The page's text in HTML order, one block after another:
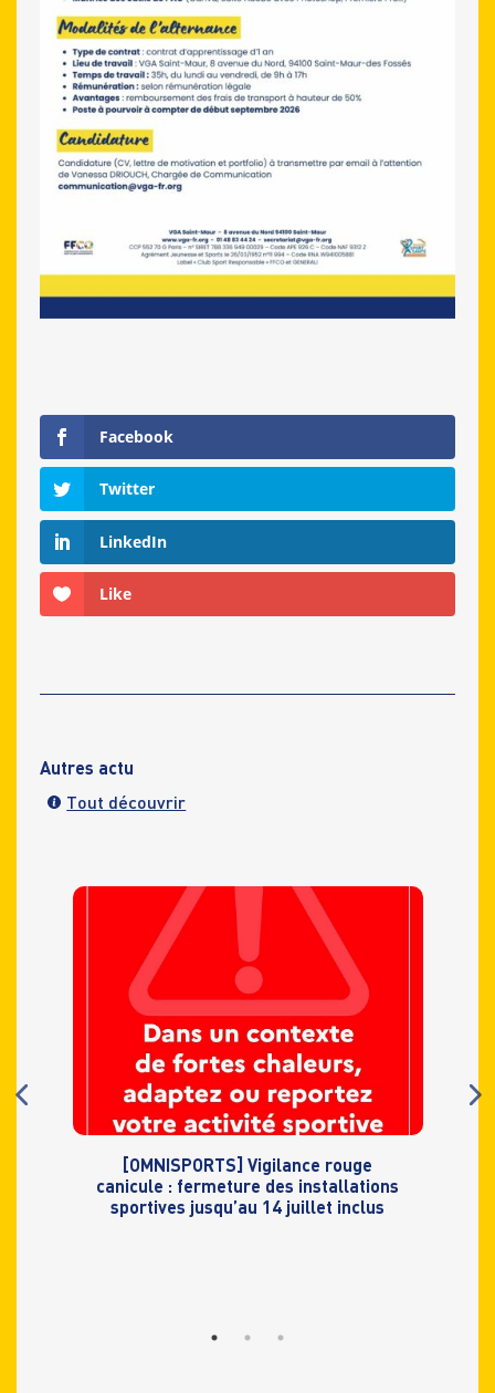
Facebook
Twitter
LinkedIn
Like
Autres actu
Tout découvrir
[OMNISPORTS] Vigilance rouge
canicule : fermeture des installations
sportives jusqu’au 14 juillet inclus